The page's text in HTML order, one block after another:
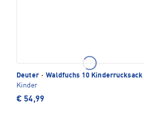
Deuter · Waldfuchs 10 Kinderrucksack
Kinder
€ 54,99